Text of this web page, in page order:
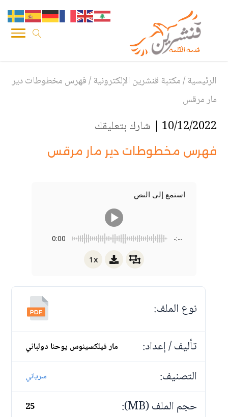
الرئيسية/مكتبة قنشرين الإلكترونية/فهرس مخطوطات دير
مار مرقس
10/12/2022 | شارك بتعليقك
فهرس مخطوطات دير مار مرقس
استمع إلى النص
0:00 -:--
1x
نوع الملف:
تأليف / إعداد:
مار فيلكسينوس يوحنا دولباني
التصنيف: سرياني
حجم الملف (MB): 25